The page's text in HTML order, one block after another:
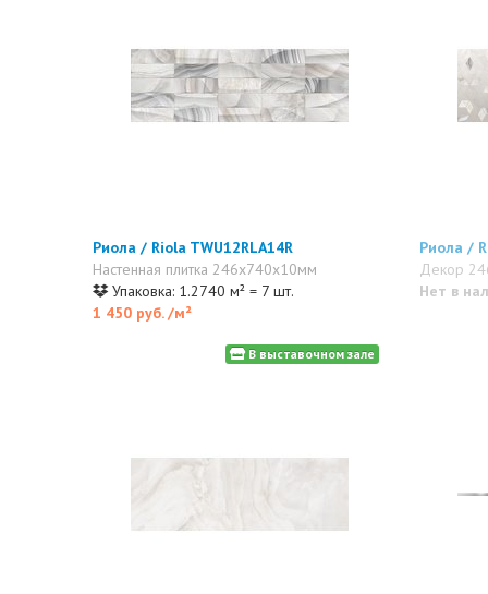
Риола / Riola TWU12RLA14R
Настенная плитка 246x740x10мм
Упаковка: 1.2740 м² = 7 шт.
1 450 руб./м²
Риола /
Декор
Нет в
В выставочном зале